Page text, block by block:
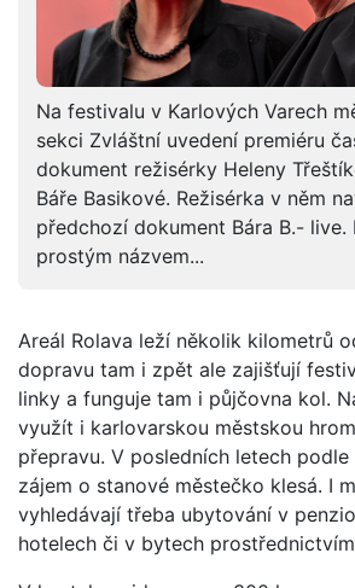
Na festivalu v Karlových Varech
sekci Zvláštní uvedení premiéru
dokument režisérky Heleny
Báře Basikové. Režisérka v něm
předchozí dokument Bára B.- live.
prostým názvem...
Areál Rolava leží několik kilometrů
dopravu tam i zpět ale zajišťují
linky a funguje tam i půjčovna kol.
využít i karlovarskou městskou
přepravu. V posledních letech
zájem o stanové městečko klesá. I
vyhledávají třeba ubytování v
hotelech či v bytech